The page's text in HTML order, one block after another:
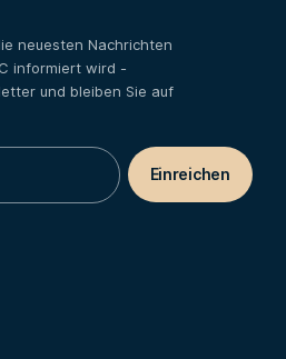
neuesten Nachrichten
informiert wird -
und bleiben Sie auf